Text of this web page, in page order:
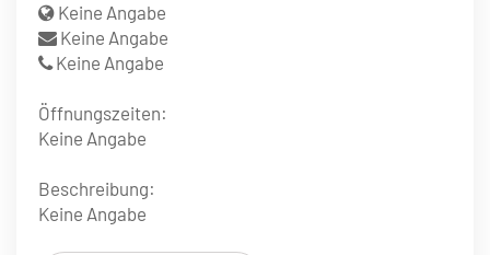
Keine Angabe
Keine Angabe
Keine Angabe
Öffnungszeiten:
Keine Angabe
Beschreibung:
Keine Angabe